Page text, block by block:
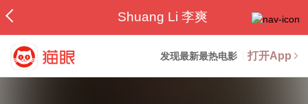
Shuang Li 李爽
发现最新最热电影 打开App